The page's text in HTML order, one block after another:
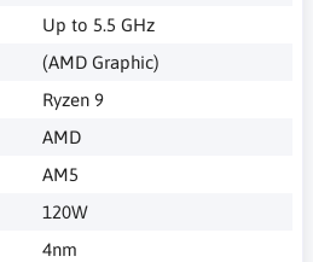
Up to 5.5 GHz
(AMD Graphic)
Ryzen 9
AMD
AM5
120W
4nm